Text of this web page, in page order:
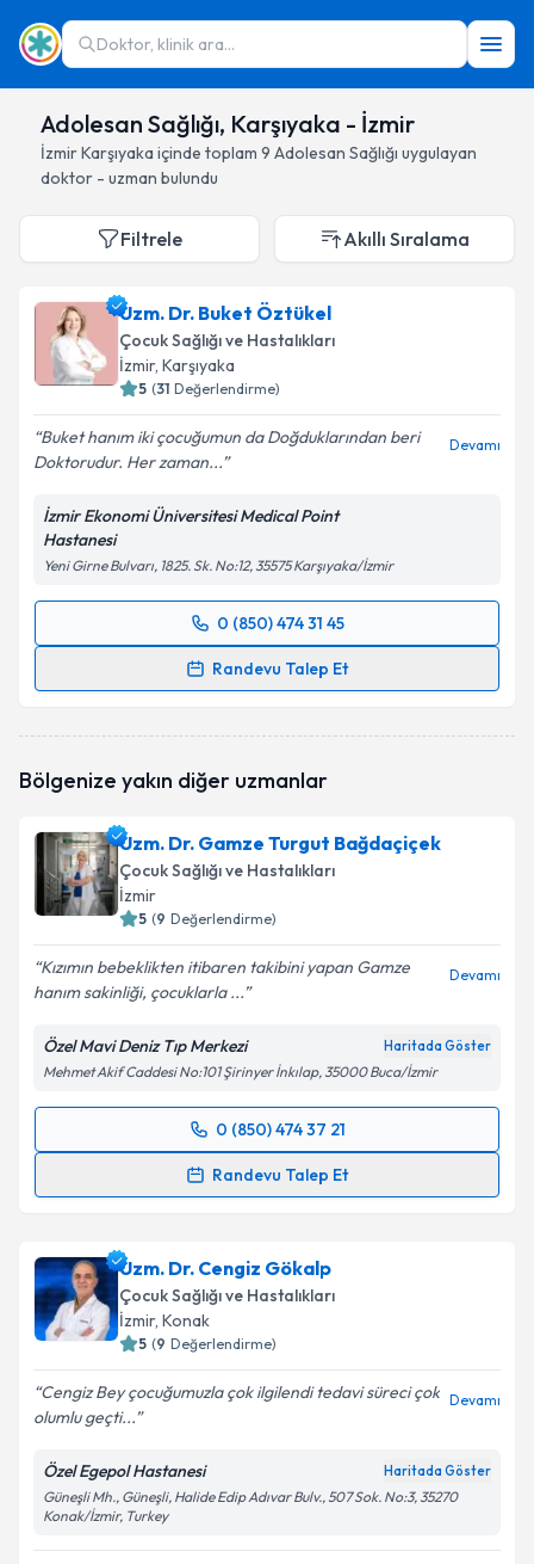
Doktor, klinik ara...
Adolesan Sağlığı, Karşıyaka - İzmir
İzmirKarşıyaka içinde toplam 9 Adolesan Sağlığı uygulayan
doktor - uzman bulundu
Filtrele Akıllı Sıralama
Uzm. Dr. Buket Öztükel
Çocuk Sağlığı ve Hastalıkları
İzmir, Karşıyaka
5 (31 Değerlendirme)
Buket hanım iki çocuğumun da Doğduklarından beri
Doktorudur. Her zaman...
Devamı
İzmir Ekonomi Üniversitesi Medical Point
Hastanesi
Yeni Girne Bulvarı, 1825. Sk. No:12, 35575 Karşıyaka/İzmir
0 (850) 474 31 45
Randevu Talep Et
Randevu Takvimi Talebi
oluşturun. Size bu uzmandan randevu almanız için bir
Kişisel verilerimin işlenmesine ilişkin
Metni'ni okudum ve kişisel verilerimin belirtilen
kapsamda işlenmesini kabul ediyorum.
Takvim Talebini Gönder
Bölgenize yakın diğer uzmanlar
Uzm. Dr. Gamze Turgut Bağdaçiçek
Çocuk Sağlığı ve Hastalıkları
İzmir
5 (9 Değerlendirme)
Kızımın bebeklikten itibaren takibini yapan Gamze
hanım sakinliği, çocuklarla ...
Devamı
Özel Mavi Deniz Tıp Merkezi Haritada Göster
Mehmet Akif Caddesi No:101 Şirinyer İnkılap, 35000 Buca/İzmir
0 (850) 474 37 21
Randevu Talep Et
Randevu Takvimi Talebi
almanız için bir takvim hazırlandığında e-posta ile
bilgilendireceğiz.
E-posta Adresiniz
Metni'ni okudum ve kişisel verilerimin belirtilen
kapsamda işlenmesini kabul ediyorum.
Uzm. Dr. Cengiz Gökalp
Çocuk Sağlığı ve Hastalıkları
İzmir, Konak
5 (9 Değerlendirme)
Cengiz Bey çocuğumuzla çok ilgilendi tedavi süreci çok
olumlu geçti...
Devamı
Özel Egepol Hastanesi Haritada Göster
Güneşli Mh., Güneşli, Halide Edip Adıvar Bulv., 507 Sok. No:3, 35270
Konak/İzmir, Turkey